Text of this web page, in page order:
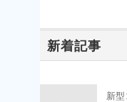
新着記事
新